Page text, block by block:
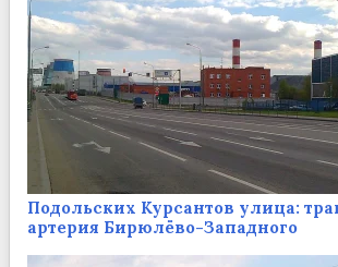
Подольских Курсантов улица:
артерия Бирюлёво-Западного